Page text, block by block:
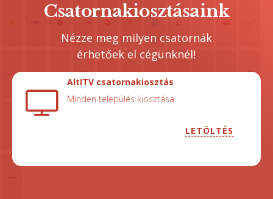
Csatornakiosztásaink
Nézze meg milyen csatornák
érhetőek el cégünknél!
AltITV csatornakiosztás
Minden település kiosztása
LETÖLTÉS